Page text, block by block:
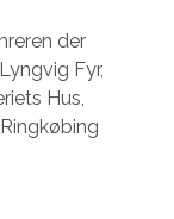
der
Fyr,
Hus,